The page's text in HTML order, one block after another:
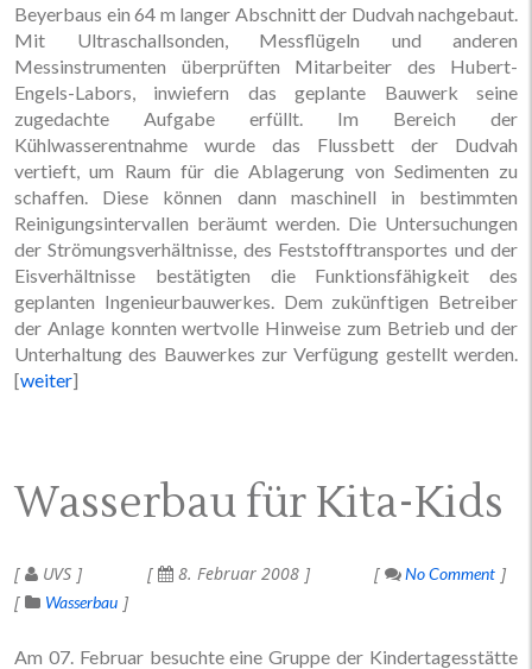
Beyerbaus ein 64 m langer Abschnitt der Dudvah nachgebaut.
Mit Ultraschallsonden, Messflügeln und anderen
Messinstrumenten überprüften Mitarbeiter des Hubert-
Engels-Labors, inwiefern das geplante Bauwerk seine
zugedachte Aufgabe erfüllt. Im Bereich der
Kühlwasserentnahme wurde das Flussbett der Dudvah
vertieft, um Raum für die Ablagerung von Sedimenten zu
schaffen. Diese können dann maschinell in bestimmten
Reinigungsintervallen beräumt werden. Die Untersuchungen
der Strömungsverhältnisse, des Feststofftransportes und der
Eisverhältnisse bestätigten die Funktionsfähigkeit des
geplanten Ingenieurbauwerkes. Dem zukünftigen Betreiber
der Anlage konnten wertvolle Hinweise zum Betrieb und der
Unterhaltung des Bauwerkes zur Verfügung gestellt werden.
[weiter]
Wasserbau für Kita-Kids
UVS 8. Februar 2008
No Comment
Wasserbau
Am 07. Februar besuchte eine Gruppe der Kindertagesstätte